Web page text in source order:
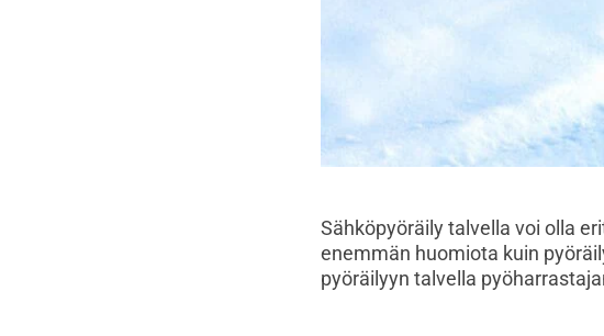
Sähköpyöräily talvella voi olla
enemmän huomiota kuin
pyöräilyyn talvella